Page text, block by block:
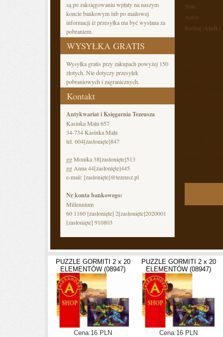
są po zaksięgowaniu wpłaty na naszym
koncie bankowym lub po mailowej
informacji iż przesyłka ma być wysłana za
pobraniem.
WYSYŁKA GRATIS
Wysyłka gratis przy zakupach powyżej 150
złotych. Nie dotyczy przesyłek
pobraniowych i zagranicznych.
Kontakt
Antykwariat i Księgarnia Tezeusza
Kasinka Mała 657
34-734 Kasinka Mała
tel. 604[zasłonięte]847
gg Monika 38[zasłonięte]513
gg Anna 44[zasłonięte]445
e-mail: [zasłonięte]@tezeusz.pl
Nr konta bankowego:
Millennium
60 1160 [zasłonięte] 2[zasłonięte]2020001
[zasłonięte] 910803
Stan:
Autor:
Rodzaj okładki:
PUZZLE GORMITI 2 x 20
ELEMENTÓW (08947)
Cena:16 PLN
PUZZLE GORMITI 2 x 20
ELEMENTÓW (08947)
Cena:16 PLN